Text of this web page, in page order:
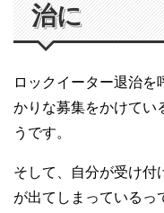
治に
ロックイーター退治
かりな募集をかけてい
うです。
そして、自分が受け付
が出てしまっているっ